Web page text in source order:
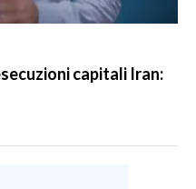
capitali Iran: